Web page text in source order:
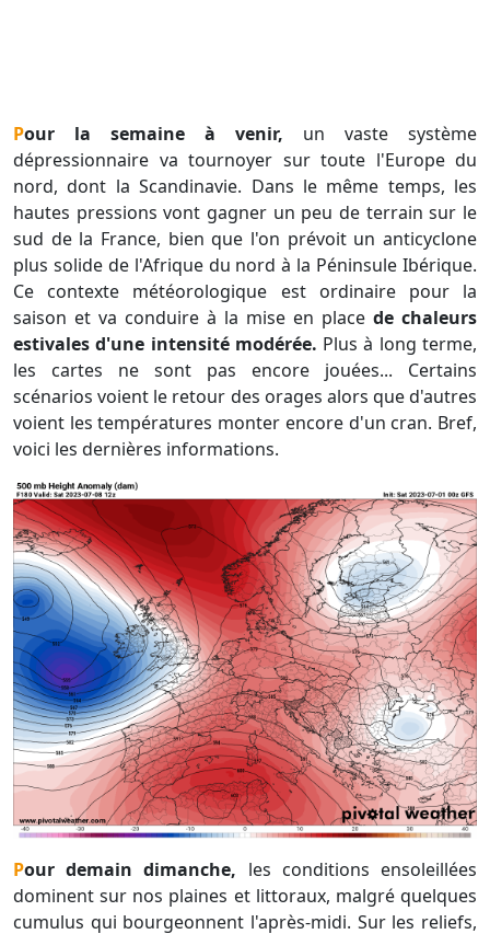
Pour la semaine à venir, un vaste système
dépressionnaire va tournoyer sur toute l'Europe du
nord, dont la Scandinavie. Dans le même temps, les
hautes pressions vont gagner un peu de terrain sur le
sud de la France, bien que l'on prévoit un anticyclone
plus solide de l'Afrique du nord à la Péninsule Ibérique.
Ce contexte météorologique est ordinaire pour la
saison et va conduire à la mise en place de chaleurs
estivales d'une intensité modérée. Plus à long terme,
les cartes ne sont pas encore jouées... Certains
scénarios voient le retour des orages alors que d'autres
voient les températures monter encore d'un cran. Bref,
voici les dernières informations.
Pour demain dimanche, les conditions ensoleillées
dominent sur nos plaines et littoraux, malgré quelques
cumulus qui bourgeonnent l'après-midi. Sur les reliefs,